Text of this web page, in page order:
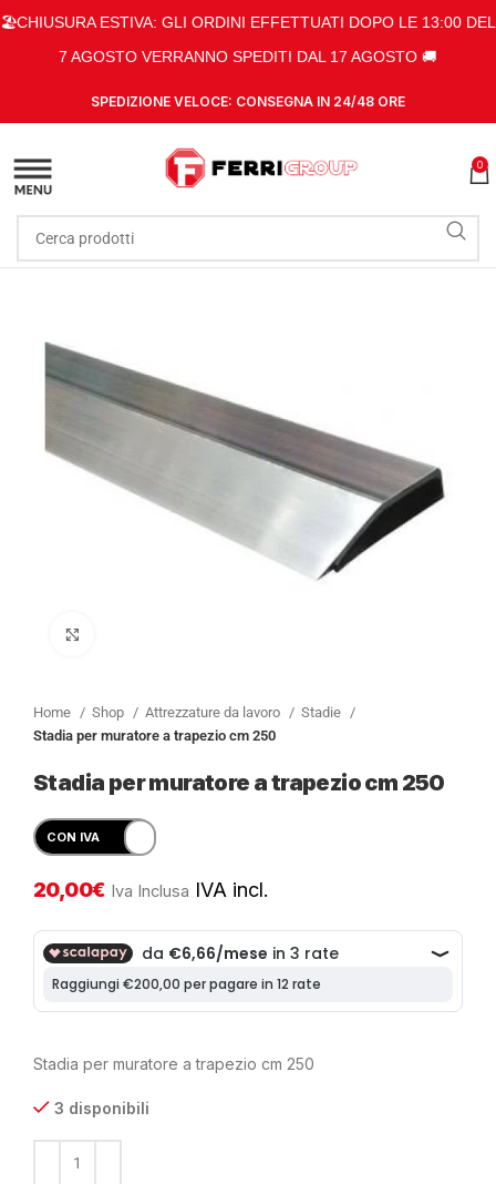
🏖️CHIUSURA ESTIVA: GLI ORDINI EFFETTUATI DOPO LE 13:00 DEL
7 AGOSTO VERRANNO SPEDITI DAL 17 AGOSTO 🚚
SPEDIZIONE VELOCE: CONSEGNA IN 24/48 ORE
0
Home Shop Attrezzature da lavoro
Stadie
Stadia per muratore a trapezio cm 250
Stadia per muratore a trapezio cm 250
20,00€ Iva Inclusa IVA incl.
Stadia per muratore a trapezio cm 250
3 disponibili